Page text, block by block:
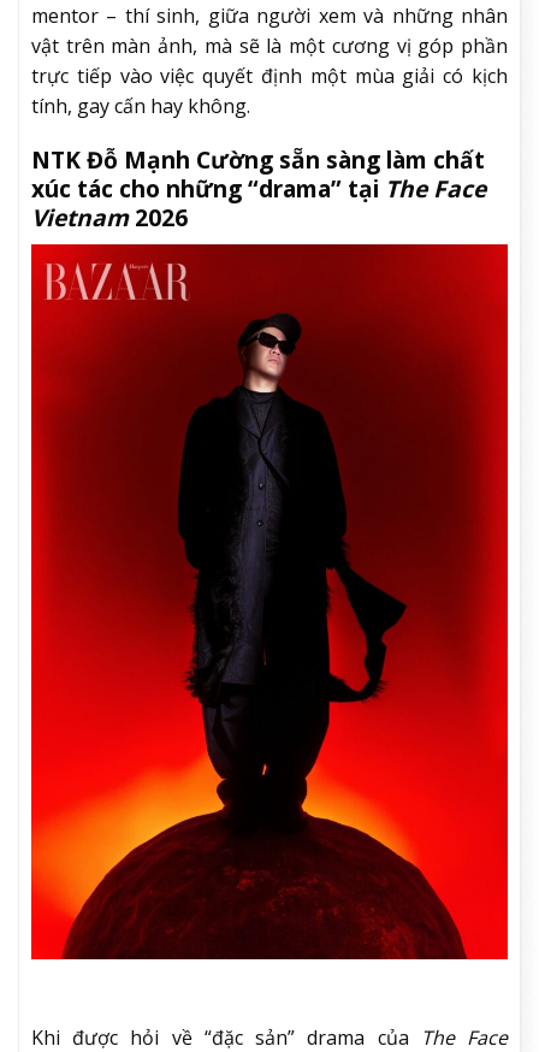
mentor – thí sinh, giữa người xem và những nhân
vật trên màn ảnh, mà sẽ là một cương vị góp phần
trực tiếp vào việc quyết định một mùa giải có kịch
tính, gay cấn hay không.
NTK Đỗ Mạnh Cường sẵn sàng làm chất
xúc tác cho những “drama” tại The Face
Vietnam2026
Khi được hỏi về “đặc sản” drama của The Face